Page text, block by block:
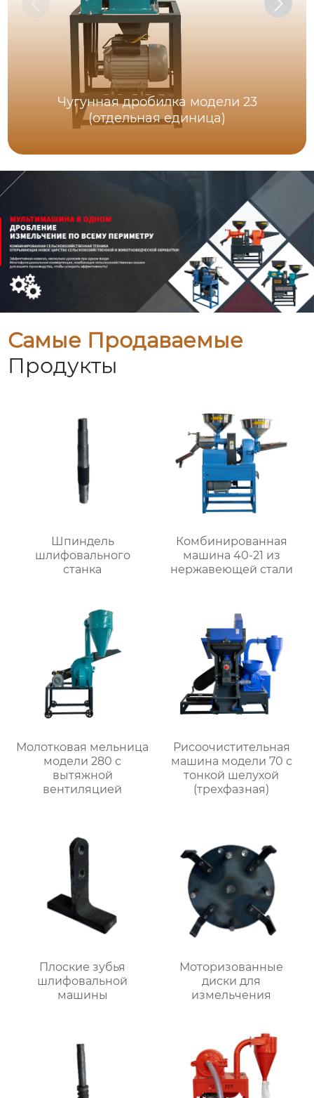
Чугунная дробилка модели 23
(отдельная единица)
Самые Продаваемые
Продукты
Шпиндель
шлифовального
станка
Комбинированная
машина 40-21 из
нержавеющей стали
Молотковая мельница
модели 280 с
вытяжной
вентиляцией
Рисоочистительная
машина модели 70 с
тонкой шелухой
(трехфазная)
Плоские зубья
шлифовальной
машины
Моторизованные
диски для
измельчения